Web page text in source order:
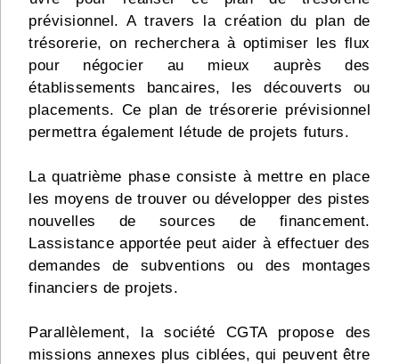
prévisionnel. A travers la création du plan de
trésorerie, on recherchera à optimiser les flux
pour négocier au mieux auprès des
établissements bancaires, les découverts ou
placements. Ce plan de trésorerie prévisionnel
permettra également létude de projets futurs.
La quatrième phase consiste à mettre en place
les moyens de trouver ou développer des pistes
nouvelles de sources de financement.
Lassistance apportée peut aider à effectuer des
demandes de subventions ou des montages
financiers de projets.
Parallèlement, la société CGTA propose des
missions annexes plus ciblées, qui peuvent être